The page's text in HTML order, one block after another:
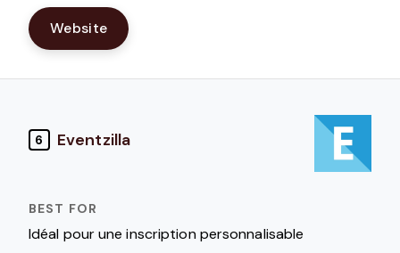
Website
6 Eventzilla
Idéal pour une inscription personnalisable